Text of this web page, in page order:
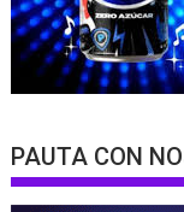
PAUTA CON